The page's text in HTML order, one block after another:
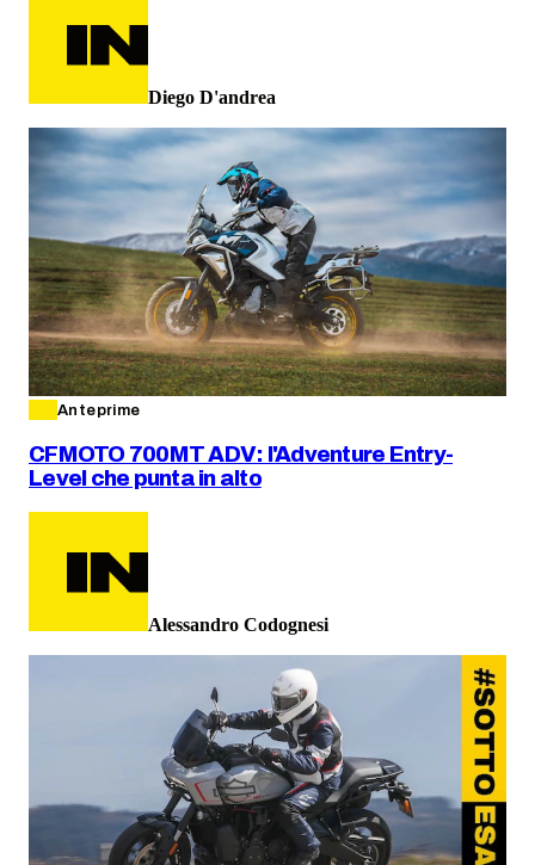
Diego D'andrea
Anteprime
CFMOTO 700MT ADV: l'Adventure Entry-
Level che punta in alto
Alessandro Codognesi